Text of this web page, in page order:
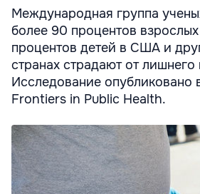
Международная группа
более 90 процентов
процентов детей в США и
странах страдают от лишнего
Исследование опубликовано
Frontiers in Public Health.